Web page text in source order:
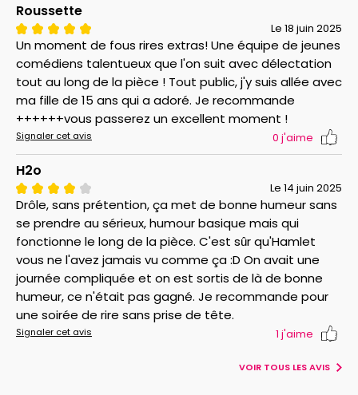
Roussette
Le 18 juin 2025
Un moment de fous rires extras! Une équipe de jeunes
comédiens talentueux que l'on suit avec délectation
tout au long de la pièce ! Tout public, j'y suis allée avec
ma fille de 15 ans qui a adoré. Je recommande
++++++vous passerez un excellent moment !
Signaler cet avis 0 j'aime
H2o
Le 14 juin 2025
Drôle, sans prétention, ça met de bonne humeur sans
se prendre au sérieux, humour basique mais qui
fonctionne le long de la pièce. C'est sûr qu'Hamlet
vous ne l'avez jamais vu comme ça :D On avait une
journée compliquée et on est sortis de là de bonne
humeur, ce n'était pas gagné. Je recommande pour
une soirée de rire sans prise de tête.
Signaler cet avis 1 j'aime
VOIR TOUS LES AVIS